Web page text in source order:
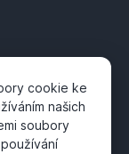
cookie ke
našich
soubory